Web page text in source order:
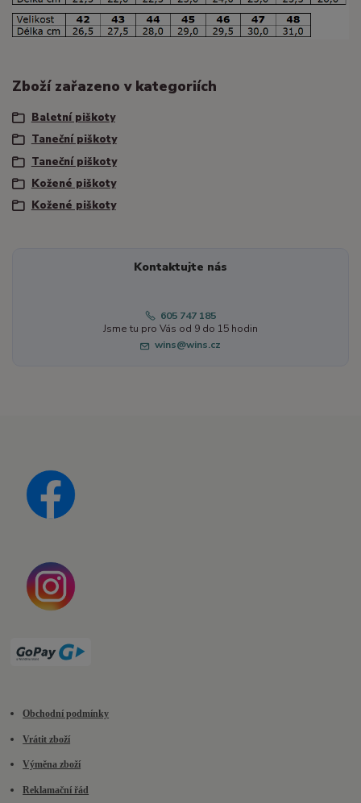
Zboží zařazeno v kategoriích
Baletní piškoty
Taneční piškoty
Taneční piškoty
Kožené piškoty
Kožené piškoty
Kontaktujte nás
605 747 185
Jsme tu pro Vás od 9 do 15 hodin
wins@wins.cz
Obchodní podmínky
Vrátit zboží
Výměna zboží
Reklamační řád